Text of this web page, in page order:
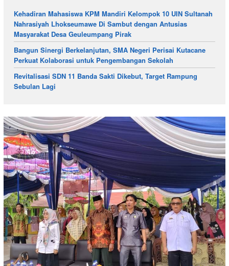
Kehadiran Mahasiswa KPM Mandiri Kelompok 10 UIN Sultanah
Nahrasiyah Lhokseumawe Di Sambut dengan Antusias
Masyarakat Desa Geuleumpang Pirak
Bangun Sinergi Berkelanjutan, SMA Negeri Perisai Kutacane
Perkuat Kolaborasi untuk Pengembangan Sekolah
Revitalisasi SDN 11 Banda Sakti Dikebut, Target Rampung
Sebulan Lagi